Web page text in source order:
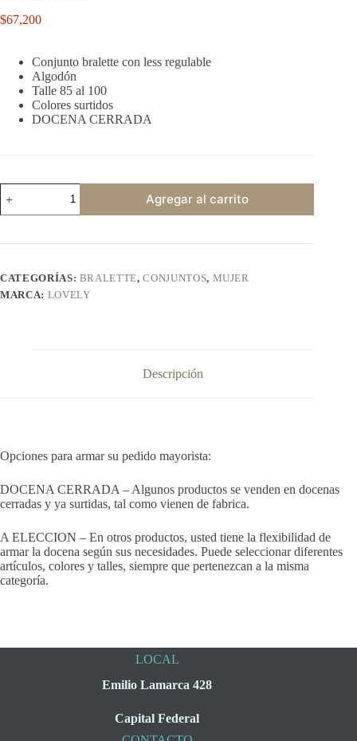
$67,200
Conjunto bralette con less regulable
Algodón
Talle 85 al 100
Colores surtidos
DOCENA CERRADA
10084
cantidad
Agregar al carrito
CATEGORÍAS: BRALETTE,CONJUNTOS, MUJER
MARCA: LOVELY
Descripción
Opciones para armar su pedido mayorista:
DOCENA CERRADA – Algunos productos se venden en docenas
cerradas y ya surtidas, tal como vienen de fabrica.
A ELECCION – En otros productos, usted tiene la flexibilidad de
armar la docena según sus necesidades. Puede seleccionar diferentes
artículos, colores y talles, siempre que pertenezcan a la misma
categoría.
LOCAL
Emilio Lamarca 428
Capital Federal